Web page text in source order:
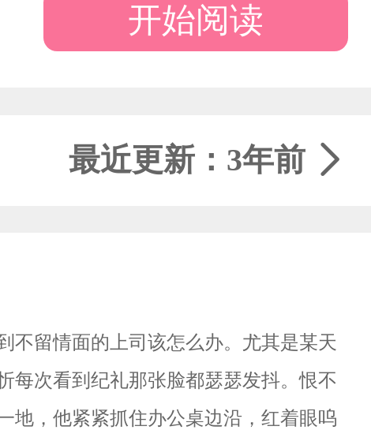
开始阅读
最近更新：3年前
不留情面的上司该怎么办。尤其是某天
每次看到纪礼那张脸都瑟瑟发抖。恨不
地，他紧紧抓住办公桌边沿，红着眼呜